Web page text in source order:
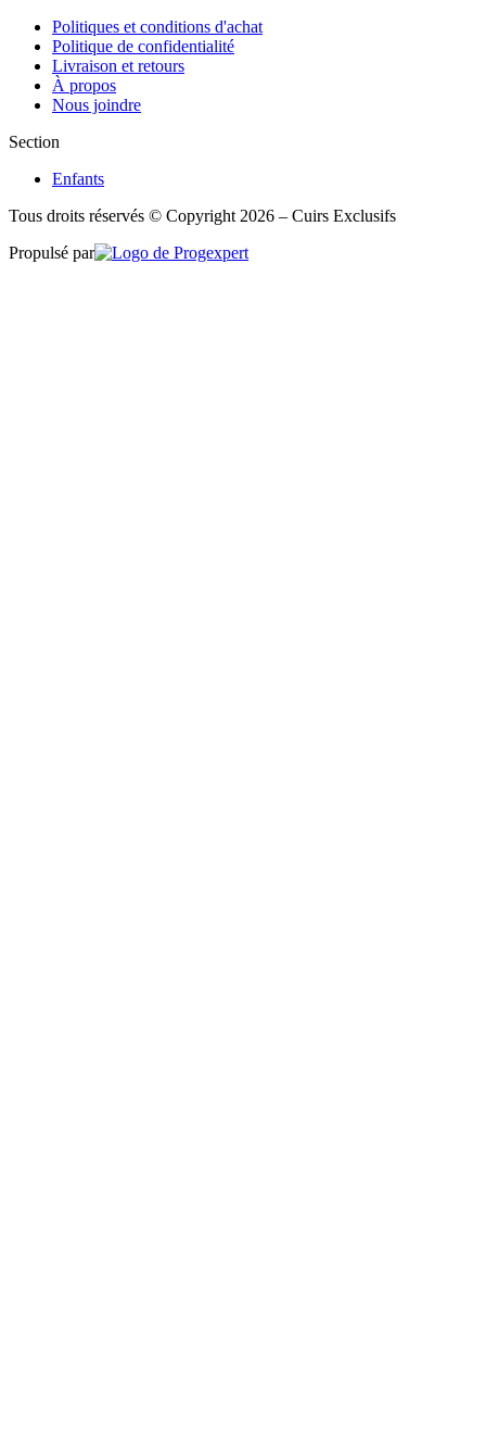
Politiques et conditions d'achat
Politique de confidentialité
Livraison et retours
À propos
Nous joindre
Section
Enfants
Tous droits réservés © Copyright 2026 – Cuirs Exclusifs
Propulsé par